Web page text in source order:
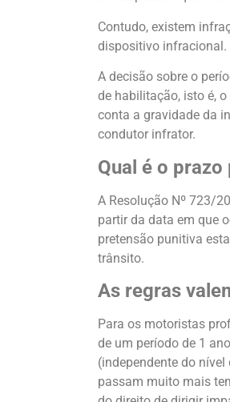
Contudo, existem
dispositivo infracional.
A decisão sobre o
de habilitação, isto é,
conta a gravidade da
condutor infrator.
Qual é o
A Resolução Nº 723/
partir da data em que
pretensão punitiva
trânsito.
As regras
Para os motoristas
de um período de 1
(independente do
passam muito mais